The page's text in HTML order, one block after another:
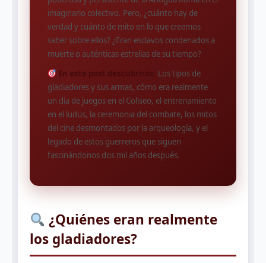
imaginario colectivo. Pero, ¿cuánto hay de
verdad y cuánto de mito en lo que creemos
saber sobre ellos? ¿Eran esclavos condenados a
muerte o auténticas estrellas de su tiempo?
En este post descubrirás:
Los tipos de
gladiadores y sus armas, cómo era realmente
un día de juegos en el Coliseo, el entrenamiento
en el ludus, la ceremonia del combate, los mitos
del cine desmontados por la arqueología, y el
legado de estos guerreros que siguen
fascinándonos dos mil años después.
¿Quiénes eran realmente
los gladiadores?